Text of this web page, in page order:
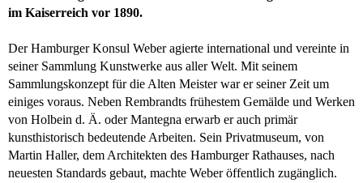
im Kaiserreich vor 1890.
Der Hamburger Konsul Weber agierte international und vereinte in
seiner Sammlung Kunstwerke aus aller Welt. Mit seinem
Sammlungskonzept für die Alten Meister war er seiner Zeit um
einiges voraus. Neben Rembrandts frühestem Gemälde und Werken
von Holbein d. Ä. oder Mantegna erwarb er auch primär
kunsthistorisch bedeutende Arbeiten. Sein Privatmuseum, von
Martin Haller, dem Architekten des Hamburger Rathauses, nach
neuesten Standards gebaut, machte Weber öffentlich zugänglich.